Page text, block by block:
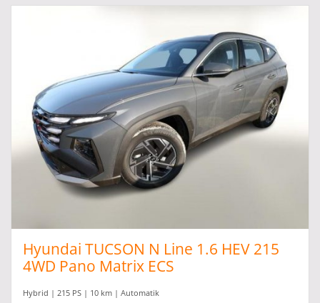
Hyundai TUCSON N Line 1.6 HEV 215
4WD Pano Matrix ECS
Hybrid | 215 PS | 10 km | Automatik